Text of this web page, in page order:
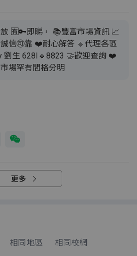
🈶🔑即睇， 📚豐富市場資訊 📈
信🉑靠 ❤️耐心解答 🔹代理各區
劉生 628I🔹8823 🤝歡迎查詢 ❤️
場罕有間格分明
更多
相同地區 相同校網